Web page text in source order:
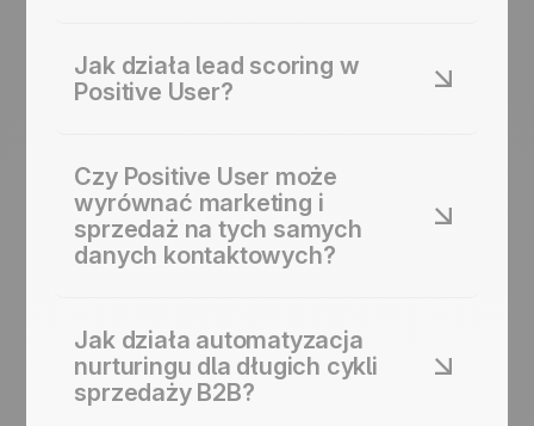
Jak działa lead scoring w
Positive User?
intencję: wizyty na stronach, otwarcia e-maili,
pobrania contentu, prośby o demo. Positive User
śledzi te sygnały i automatycznie dostosowuje
scoring każdego kontaktu. Handlowcy pracują na
priorytetyzowanym widoku pipeline, a nie na
Czy Positive User może
wyrównać marketing i
sprzedaż na tych samych
danych kontaktowych?
kontaktowego. Marketing widzi, z jakim
contentem każdy lead wszedł w interakcję.
Sprzedaż widzi pełną historię, zanim podejmie
rozmowę. Przekazania odbywają się z
Jak działa automatyzacja
nurturingu dla długich cykli
sprzedaży B2B?